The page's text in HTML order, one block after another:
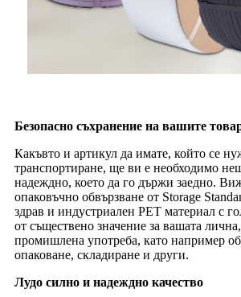
Безопасно съхранение на вашите
Какъвто и артикул да имате, който се
транспортиране, ще ви е необходимо
надеждно, което да го държи заедно.
опаковъчно обвързване от Storage
здрав и индустриален PET материал с
от съществено значение за вашата
промишлена употреба, като например
опаковане, складиране и други.
Лудо силно и надеждно качество